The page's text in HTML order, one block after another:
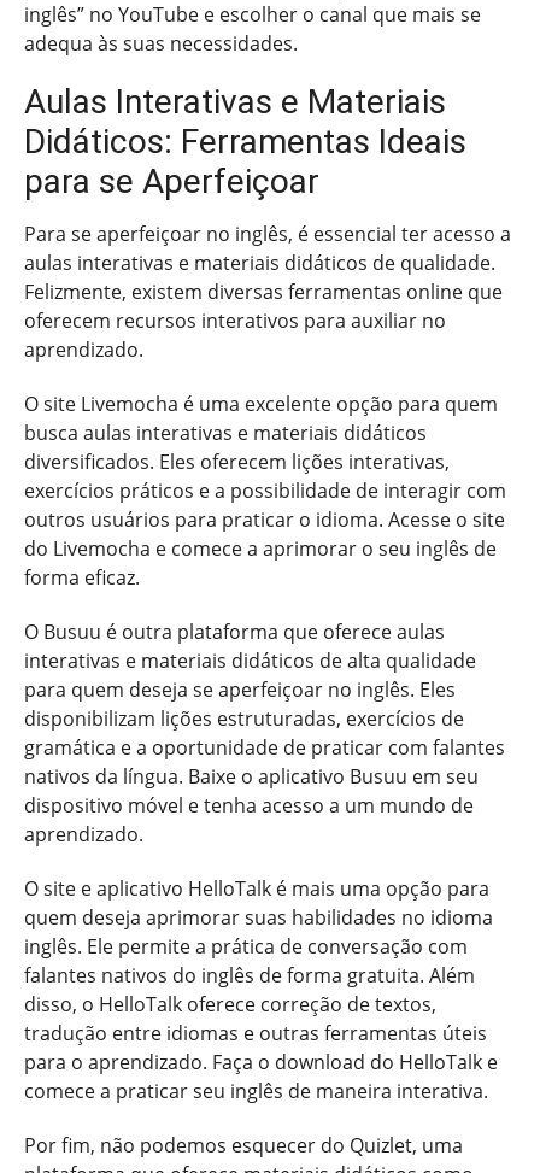
inglês” no YouTube e escolher o canal que mais se
adequa às suas necessidades.
Aulas Interativas e Materiais
Didáticos: Ferramentas Ideais
para se Aperfeiçoar
Para se aperfeiçoar no inglês, é essencial ter acesso a
aulas interativas e materiais didáticos de qualidade.
Felizmente, existem diversas ferramentas online que
oferecem recursos interativos para auxiliar no
aprendizado.
O site Livemocha é uma excelente opção para quem
busca aulas interativas e materiais didáticos
diversificados. Eles oferecem lições interativas,
exercícios práticos e a possibilidade de interagir com
outros usuários para praticar o idioma. Acesse o site
do Livemocha e comece a aprimorar o seu inglês de
forma eficaz.
O Busuu é outra plataforma que oferece aulas
interativas e materiais didáticos de alta qualidade
para quem deseja se aperfeiçoar no inglês. Eles
disponibilizam lições estruturadas, exercícios de
gramática e a oportunidade de praticar com falantes
nativos da língua. Baixe o aplicativo Busuu em seu
dispositivo móvel e tenha acesso a um mundo de
aprendizado.
O site e aplicativo HelloTalk é mais uma opção para
quem deseja aprimorar suas habilidades no idioma
inglês. Ele permite a prática de conversação com
falantes nativos do inglês de forma gratuita. Além
disso, o HelloTalk oferece correção de textos,
tradução entre idiomas e outras ferramentas úteis
para o aprendizado. Faça o download do HelloTalk e
comece a praticar seu inglês de maneira interativa.
Por fim, não podemos esquecer do Quizlet, uma